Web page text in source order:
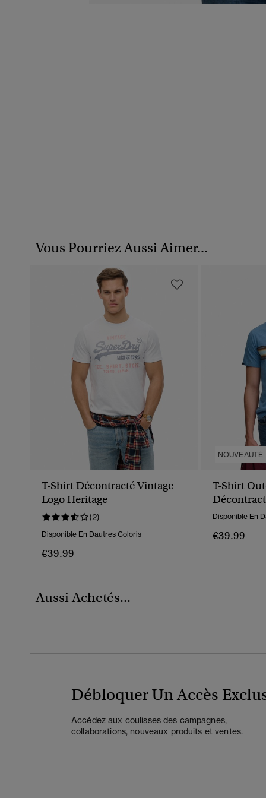
Vous Pourriez Aussi Aimer...
T-Shirt Décontracté Vintage
Logo Heritage
(2)
Disponible En Dautres Coloris
€39.99
NOUVEAUTÉ
T-Shirt
Disponible En
€39.99
Aussi Achetés...
Débloquer Un Accès
Accédez aux coulisses des campagnes,
collaborations, nouveaux produits et ventes.